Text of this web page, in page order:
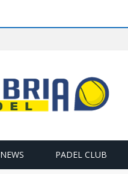
NEWS PADEL CLUB